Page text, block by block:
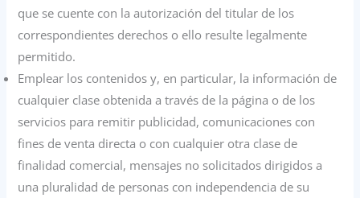
que se cuente con la autorización del titular de los
correspondientes derechos o ello resulte legalmente
permitido.
Emplear los contenidos y, en particular, la información de
cualquier clase obtenida a través de la página o de los
servicios para remitir publicidad, comunicaciones con
fines de venta directa o con cualquier otra clase de
finalidad comercial, mensajes no solicitados dirigidos a
una pluralidad de personas con independencia de su